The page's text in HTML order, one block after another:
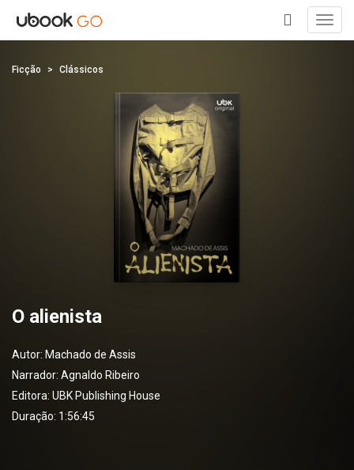
Ficção Clássicos
O alienista
Autor: Machado de Assis
Narrador: Agnaldo Ribeiro
Editora: UBK Publishing House
Duração: 1:56:45